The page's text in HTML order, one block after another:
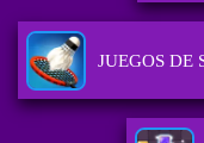
JUEGOS DE